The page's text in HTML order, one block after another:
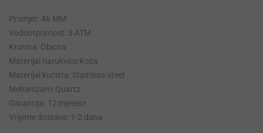
Promjer: 46 MM
Vodootpornost: 3 ATM
Krunica: Obicna
Materijal narukvice:Koza
Materijal kucista: Stainless-steel
Mehanizam: Quartz
Garancija: 12 mjeseci
Vrijeme dostave: 1-2 dana